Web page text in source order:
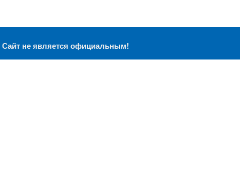
Сайт не является официальным!